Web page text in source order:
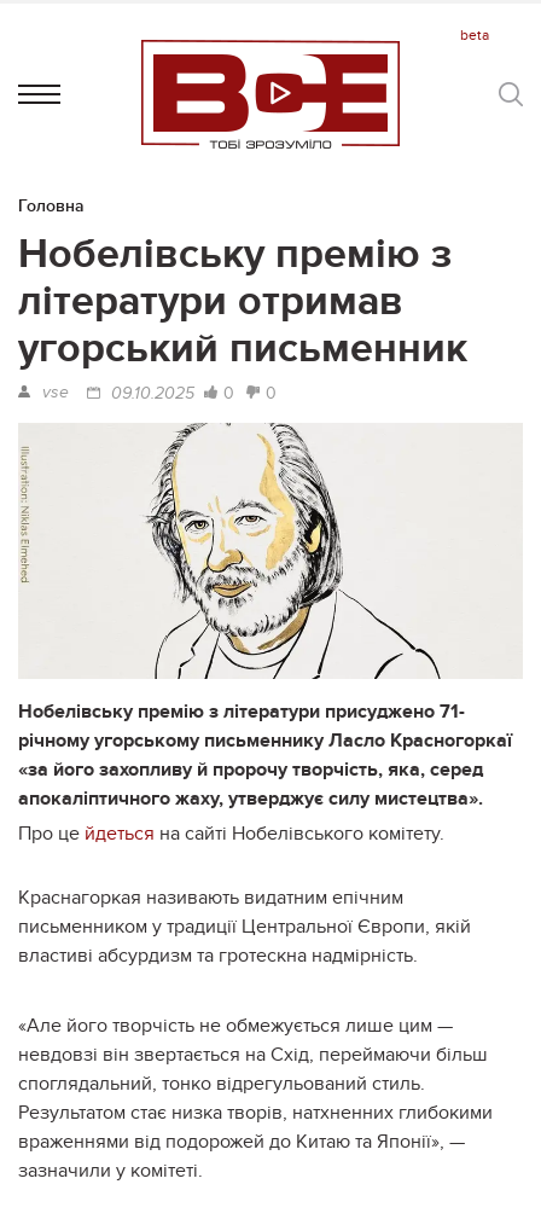
Головна
Нобелівську премію з
літератури отримав
угорський письменник
vse 09.10.2025 0 0
Нобелівську премію з літератури присуджено 71-
річному угорському письменнику Ласло Красногоркаї
«за його захопливу й пророчу творчість, яка, серед
апокаліптичного жаху, утверджує силу мистецтва».
Про це йдеться на сайті Нобелівського комітету.
Краснагоркая називають видатним епічним
письменником у традиції Центральної Європи, якій
властиві абсурдизм та гротескна надмірність.
«Але його творчість не обмежується лише цим —
невдовзі він звертається на Схід, переймаючи більш
споглядальний, тонко відрегульований стиль.
Результатом стає низка творів, натхненних глибокими
враженнями від подорожей до Китаю та Японії», —
зазначили у комітеті.